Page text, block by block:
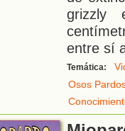
grizzly
entre sí
Temática:
Osos